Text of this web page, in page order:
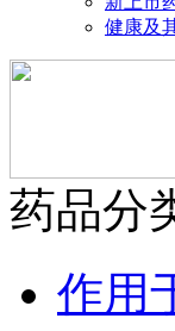
健康及
药品分
作用